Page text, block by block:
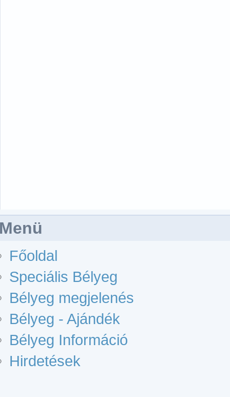
Főoldal
Speciális Bélyeg
Bélyeg megjelenés
Bélyeg - Ajándék
Bélyeg Információ
Hirdetések